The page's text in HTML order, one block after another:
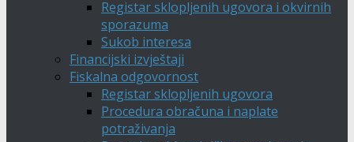
Registar sklopljenih ugovora i okvirnih
sporazuma
Sukob interesa
Financijski izvještaji
Fiskalna odgovornost
Registar sklopljenih ugovora
Procedura obračuna i naplate
potraživanja